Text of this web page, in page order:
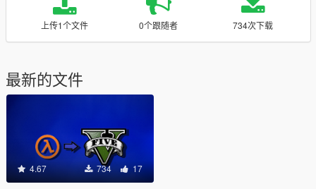
上传1个文件 0个跟随者 734次下载
最新的文件
4.67 734 17